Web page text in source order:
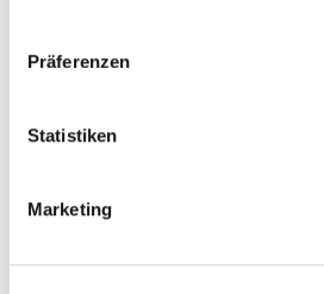
Präferenzen
Statistiken
Marketing
Maximale Teilnehmer:innenzahl: 12